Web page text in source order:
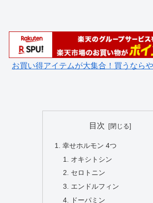
お買い得アイテムが大集合！買うなら
目次
幸せホルモン 4つ
オキシトシン
セロトニン
エンドルフィン
ドーパミン